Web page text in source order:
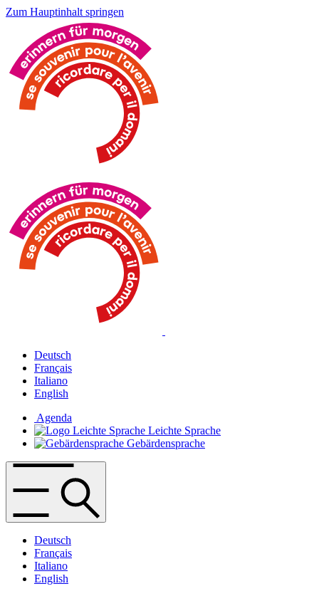
Zum Hauptinhalt springen
Deutsch
Français
Italiano
English
Agenda
Leichte Sprache
Gebärdensprache
Deutsch
Français
Italiano
English